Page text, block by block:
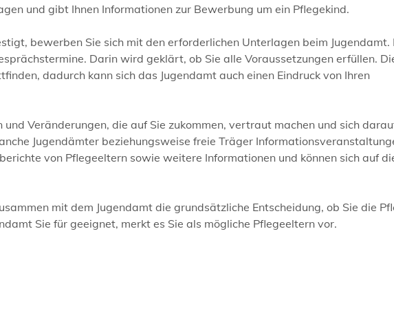
und gibt Ihnen Informationen zur Bewerbung um ein Pflegekind.
bewerben Sie sich mit den erforderlichen Unterlagen beim Jugendamt.
Darin wird geklärt, ob Sie alle Voraussetzungen erfüllen.
dadurch kann sich das Jugendamt auch einen Eindruck von Ihren
Veränderungen, die auf Sie zukommen, vertraut machen und sich
Jugendämter beziehungsweise freie Träger
von Pflegeeltern sowie weitere Informationen und können sich auf
mit dem Jugendamt die grundsätzliche Entscheidung, ob Sie die
Sie für geeignet, merkt es Sie als mögliche Pflegeeltern vor.